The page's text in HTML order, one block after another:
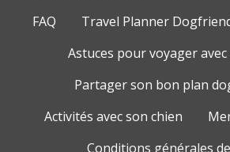
FAQ
Travel Planner
Astuces pour voyager
Partager son bon plan
Activités avec son chien
Conditions générales